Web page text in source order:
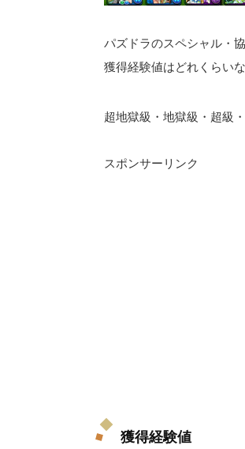
パズドラのスペシャル・
獲得経験値はどれくらい
超地獄級・地獄級・超級
スポンサーリンク
獲得経験値